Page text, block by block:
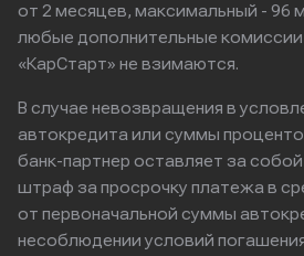
от 2 месяцев, максимальный - 96
любые дополнительные
«КарСтарт» не взимаются.
В случае невозвращения в
автокредита или суммы
банк-партнер оставляет за
штраф за просрочку платежа в
от первоначальной суммы
несоблюдении условий